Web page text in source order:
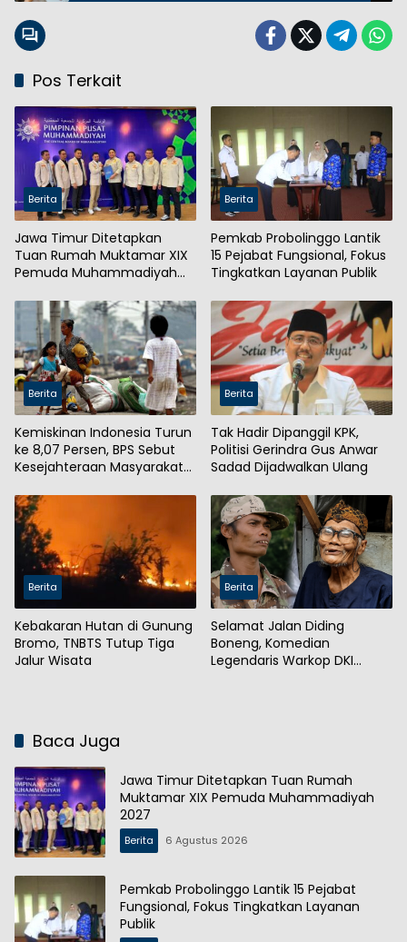
Pos Terkait
Berita
Jawa Timur Ditetapkan
Tuan Rumah Muktamar XIX
Pemuda Muhammadiyah
Berita
Pemkab Probolinggo Lantik
15 Pejabat Fungsional, Fokus
Tingkatkan Layanan Publik
Berita
Kemiskinan Indonesia Turun
ke 8,07 Persen, BPS Sebut
Kesejahteraan Masyarakat
Berita
Tak Hadir Dipanggil KPK,
Politisi Gerindra Gus Anwar
Sadad Dijadwalkan Ulang
Berita
Kebakaran Hutan di Gunung
Bromo, TNBTS Tutup Tiga
Jalur Wisata
Berita
Selamat Jalan Diding
Boneng, Komedian
Legendaris Warkop DKI
Baca Juga
Jawa Timur Ditetapkan Tuan Rumah
Muktamar XIX Pemuda Muhammadiyah
2027
Berita 6 Agustus 2026
Pemkab Probolinggo Lantik 15 Pejabat
Fungsional, Fokus Tingkatkan Layanan
Publik